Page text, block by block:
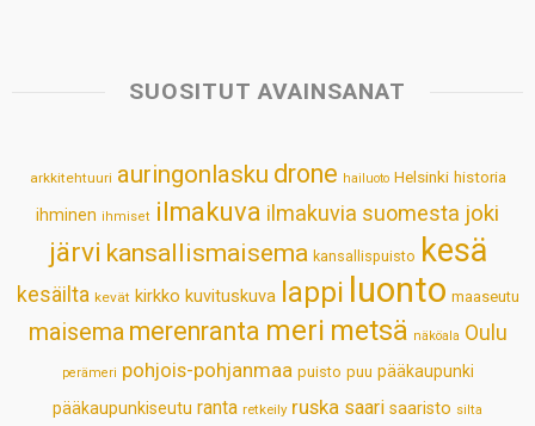
s
p
b
k
e
n
e
s
t
l
SUOSITUT AVAINSANAT
arkkitehtuuri auringonlasku drone hailuoto Helsinki historia
ihminen ihmiset ilmakuva ilmakuvia suomesta joki
järvi kansallismaisema kansallispuisto kesä
kesäilta kevät kirkko kuvituskuva lappi luonto maaseutu
maisema merenranta meri metsä näköala Oulu
perämeri pohjois-pohjanmaa puisto puu pääkaupunki
pääkaupunkiseutu ranta retkeily ruska saari saaristo silta